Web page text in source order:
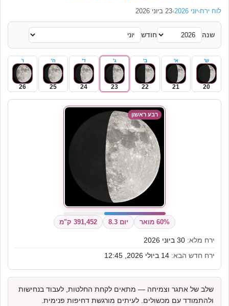
לוח ירח›יוני 2026 ›23 ביוני 2026
שנה חודש
ש'
20
א'
21
ב'
22
ג'
23
ד'
24
ה'
25
ו'
26
רבע ראשון
60% מואר יום 8.3 391,452 ק"מ
ירח מלא:
ירח חדש הבא:
שלב של אתגר וצמיחה — מתאים לקחת החלטות, לעבוד בנחישות
ולהתמודד עם מכשולים. לעיתים מורגשת דחיפות פנימית.